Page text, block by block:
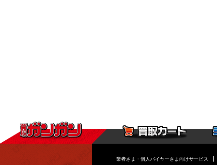
業者さま・個人バイヤーさま向けサービス